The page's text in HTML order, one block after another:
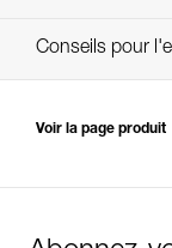
Conseils pour
Voir la page produit